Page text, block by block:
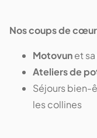
Nos coups de cœur
Motovunet
Ateliers de
Séjours bien-
les collines